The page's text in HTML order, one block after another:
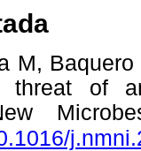
M,
of